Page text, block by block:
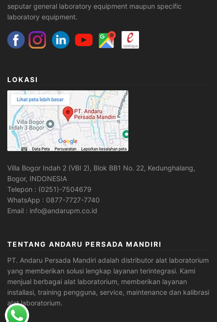
seputar general laboratory equipment maupun specific
laboratory equipment.
LOKASI
Villa Bogor Indah 2 (VBI 2), Blok BB1 No. 22, Kedunghalang,
Bogor, INDONESIA
Telepon : (0251)-7504679
WhatsApp : 0877-7727-7740
Email : info@andarupm.co.id
TENTANG ANDARU PERSADA MANDIRI
PT. Andaru Persada Mandiri adalah distributor alat laboratorium
yang memberikan solusi lengkap layanan terintegrasi. Kami
menjual berbagai alat laboratorium, memberikan layanan
installasi, training pengguna, service, maintenance dan kalibrasi
alat laboratorium.